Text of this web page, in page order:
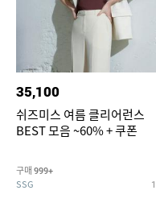
35,100
쉬즈미스 여름 클리어런스
BEST 모음 ~60% + 쿠폰
구매 999+
SSG 1